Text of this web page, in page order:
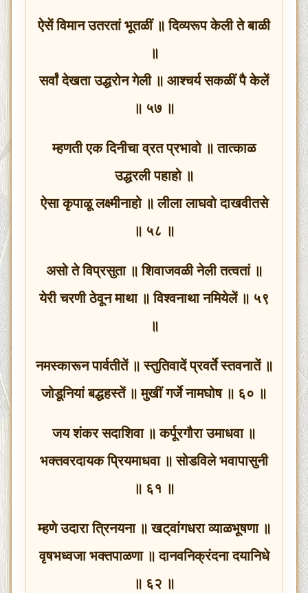
ऐसें विमान उतरतां भूतळीं ॥ दिव्यरूप केली ते बाळी
॥
सर्वां देखता उद्धरोन गेली ॥ आश्चर्य सकळीं पै केलें
॥ ५७ ॥
म्हणती एक दिनीचा व्रत प्रभावो ॥ तात्काळ
उद्धरली पहाहो ॥
ऐसा कृपाळू लक्ष्मीनाहो ॥ लीला लाघवो दाखवीतसे
॥ ५८ ॥
असो ते विप्रसुता ॥ शिवाजवळी नेली तत्वतां ॥
येरी चरणी ठेवून माथा ॥ विश्वनाथा नमियेलें ॥ ५९
॥
नमस्कारून पार्वतीतें ॥ स्तुतिवादें प्रवर्ते स्तवनातें ॥
जोडूनियां बद्धहस्तें ॥ मुखीं गर्जे नामघोष ॥ ६० ॥
जय शंकर सदाशिवा ॥ कर्पूरगौरा उमाधवा ॥
भक्‍तवरदायक प्रियमाधवा ॥ सोडविले भवापासुनी
॥ ६१ ॥
म्हणे उदारा त्रिनयना ॥ खट्‌वांगधरा व्याळभूषणा ॥
वृषभध्वजा भक्तपाळणा ॥ दानवनिक्रंदना दयानिधे
॥ ६२ ॥